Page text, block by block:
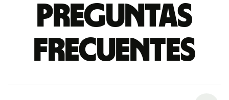
Preguntas
frecuentes